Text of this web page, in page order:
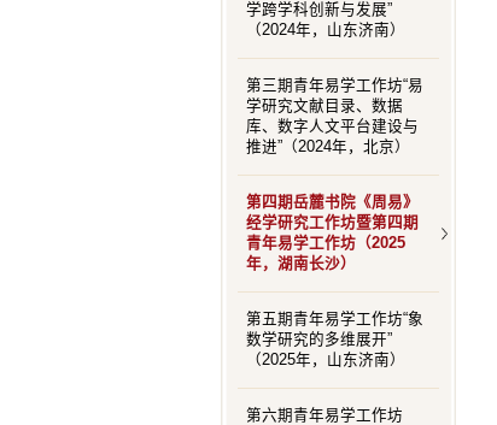
学跨学科创新与发展”
（2024年，山东济南）
第三期青年易学工作坊“易
学研究文献目录、数据
库、数字人文平台建设与
推进”（2024年，北京）
第四期岳麓书院《周易》
经学研究工作坊暨第四期
青年易学工作坊（2025
年，湖南长沙）
第五期青年易学工作坊“象
数学研究的多维展开”
（2025年，山东济南）
第六期青年易学工作坊